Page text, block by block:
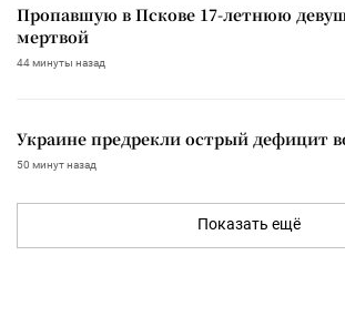
Пропавшую в Пскове 17-летнюю
мертвой
44 минуты назад
Украине предрекли острый дефицит
50 минут назад
Показать ещё